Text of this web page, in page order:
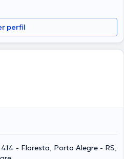
perfil
- Floresta, Porto Alegre - RS,